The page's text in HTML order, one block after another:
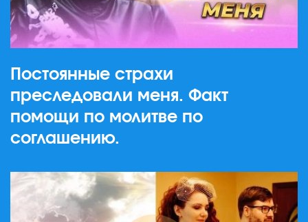
Постоянные страхи
преследовали меня. Факт
помощи по молитве по
соглашению.